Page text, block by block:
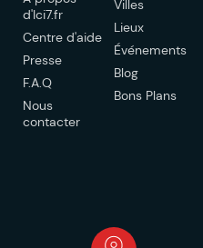
d'Ici7.fr
Centre d'aide
Presse
F.A.Q
Nous
contacter
Villes
Lieux
Événements
Blog
Bons Plans